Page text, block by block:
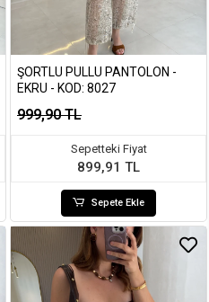
ŞORTLU PULLU PANTOLON -
EKRU - KOD: 8027
999,90 TL
Sepetteki Fiyat
899,91 TL
Sepete Ekle